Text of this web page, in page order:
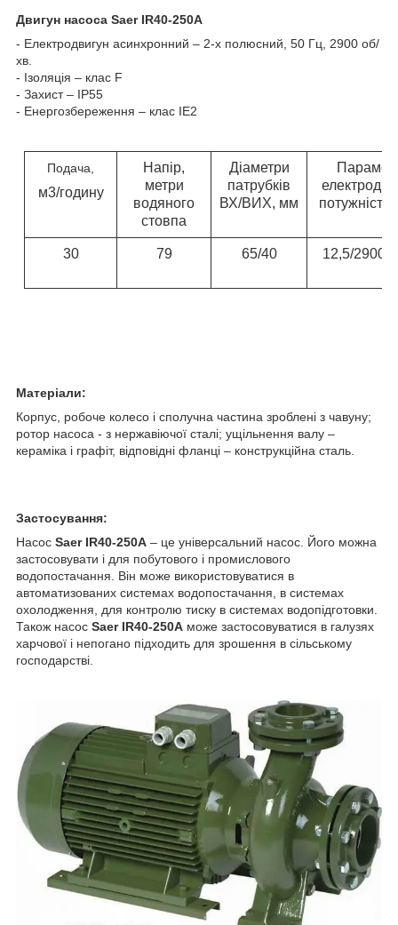
Двигун насоса Saer IR40-250А
- Електродвигун асинхронний – 2-х полюсний, 50 Гц, 2900 об/
хв.
- Ізоляція – клас F
- Захист – IP55
- Енергозбереження – клас IE2
Подача,
м3/годину
Напір,
метри
водяного
стовпа
Діаметри
патрубків
ВХ/ВИХ, мм
потужність
30 79 65/40 12,5/2900
Матеріали:
Корпус, робоче колесо і сполучна частина зроблені з чавуну;
ротор насоса - з нержавіючої сталі; ущільнення валу –
кераміка і графіт, відповідні фланці – конструкційна сталь.
Застосування:
Насос Saer IR40-250А – це універсальний насос. Його можна
застосовувати і для побутового і промислового
водопостачання. Він може використовуватися в
автоматизованих системах водопостачання, в системах
охолодження, для контролю тиску в системах водопідготовки.
Також насос Saer IR40-250А може застосовуватися в галузях
харчової і непогано підходить для зрошення в сільському
господарстві.